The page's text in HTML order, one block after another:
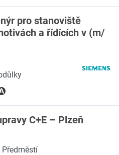
pro stanoviště
a řídících v (m/
C+E – Plzeň